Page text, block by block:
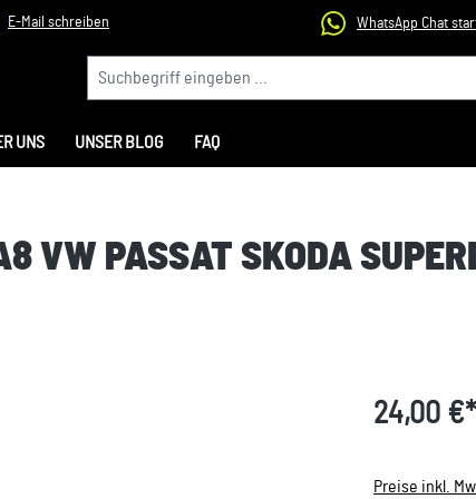
E-Mail schreiben WhatsApp Chat
UNS UNSER BLOG FAQ
VW PASSAT SKODA
24,00 €*
Preise inkl.